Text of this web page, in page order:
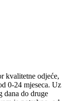
kvalitetne odjeće,
0-24 mjeseca. Uz
dana do druge